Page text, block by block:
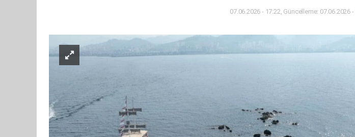
07.06.2026 - 17:22, Güncelleme: 07.06.2026